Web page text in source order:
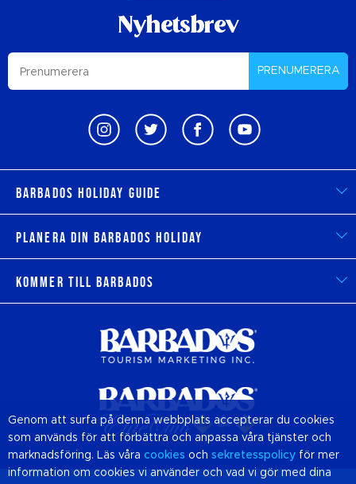
Nyhetsbrev
PRENUMERERA
Barbados Holiday Guide
Planera din Barbados Holiday
Kommer till Barbados
Genom att surfa på denna webbplats accepterar du cookies
som används för att förbättra och anpassa våra tjänster och
marknadsföring. Läs våra cookies och sekretesspolicy för mer
information om cookies vi använder och vad vi gör med dina